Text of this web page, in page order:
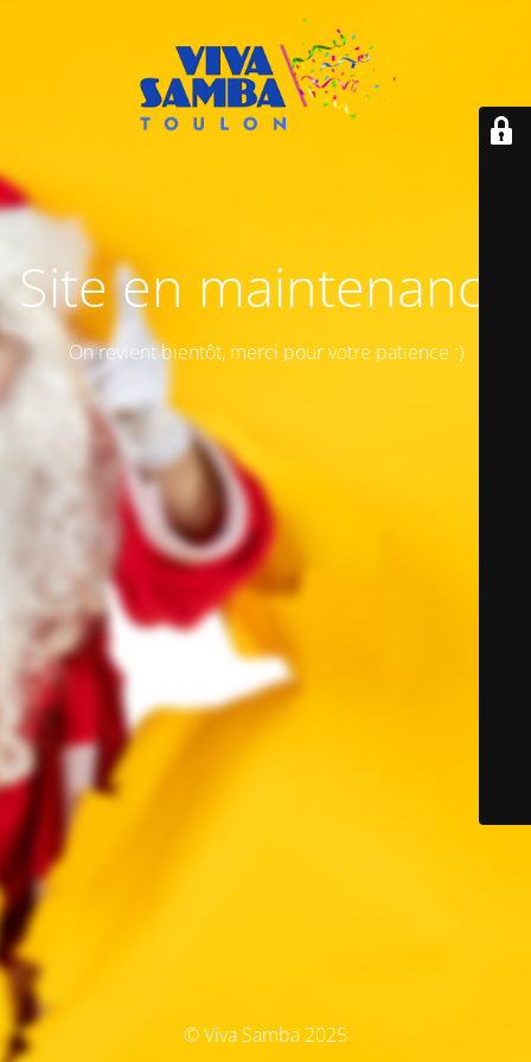
Site en maintenance
On revient bientôt, merci pour votre patience :)
© Viva Samba 2025